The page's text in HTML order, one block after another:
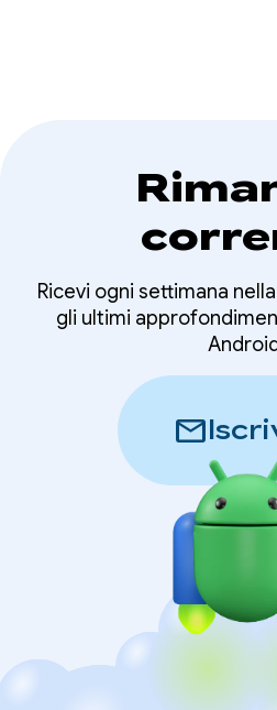
Ricevi ogni settimana
gli ultimi
mail